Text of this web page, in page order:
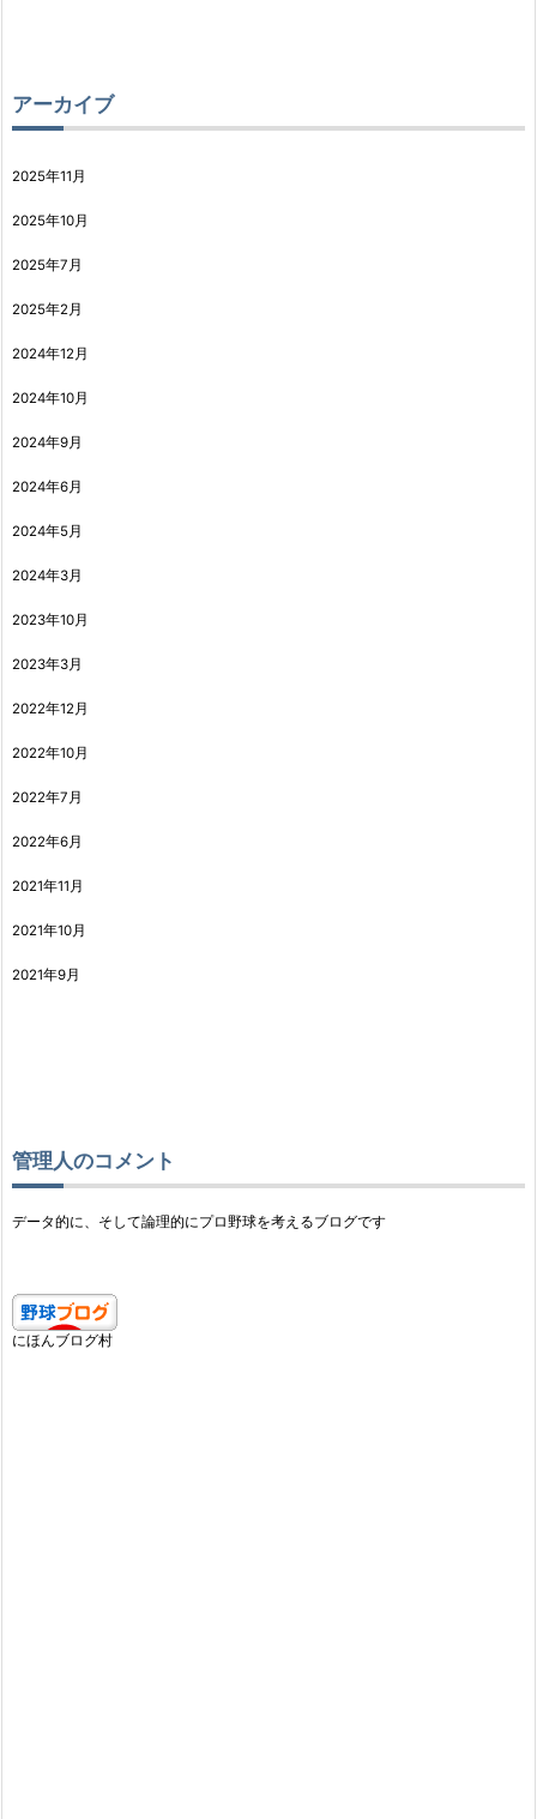
アーカイブ
2025年11月
2025年10月
2025年7月
2025年2月
2024年12月
2024年10月
2024年9月
2024年6月
2024年5月
2024年3月
2023年10月
2023年3月
2022年12月
2022年10月
2022年7月
2022年6月
2021年11月
2021年10月
2021年9月
管理人のコメント
データ的に、そして論理的にプロ野球を考えるブログです
にほんブログ村